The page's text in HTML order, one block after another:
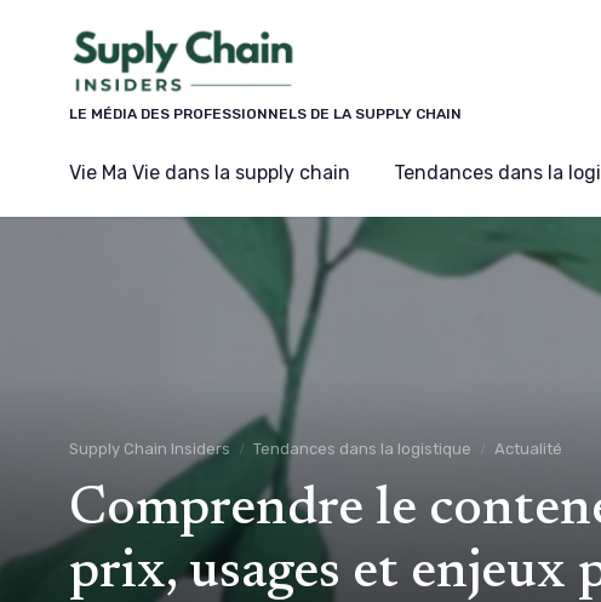
LE MÉDIA DES PROFESSIONNELS DE LA SUPPLY CHAIN
Vie Ma Vie dans la supply chain Tendances dans la
Supply Chain Insiders Tendances dans la logistique Actualité
Comprendre le
prix, usages et enjeux